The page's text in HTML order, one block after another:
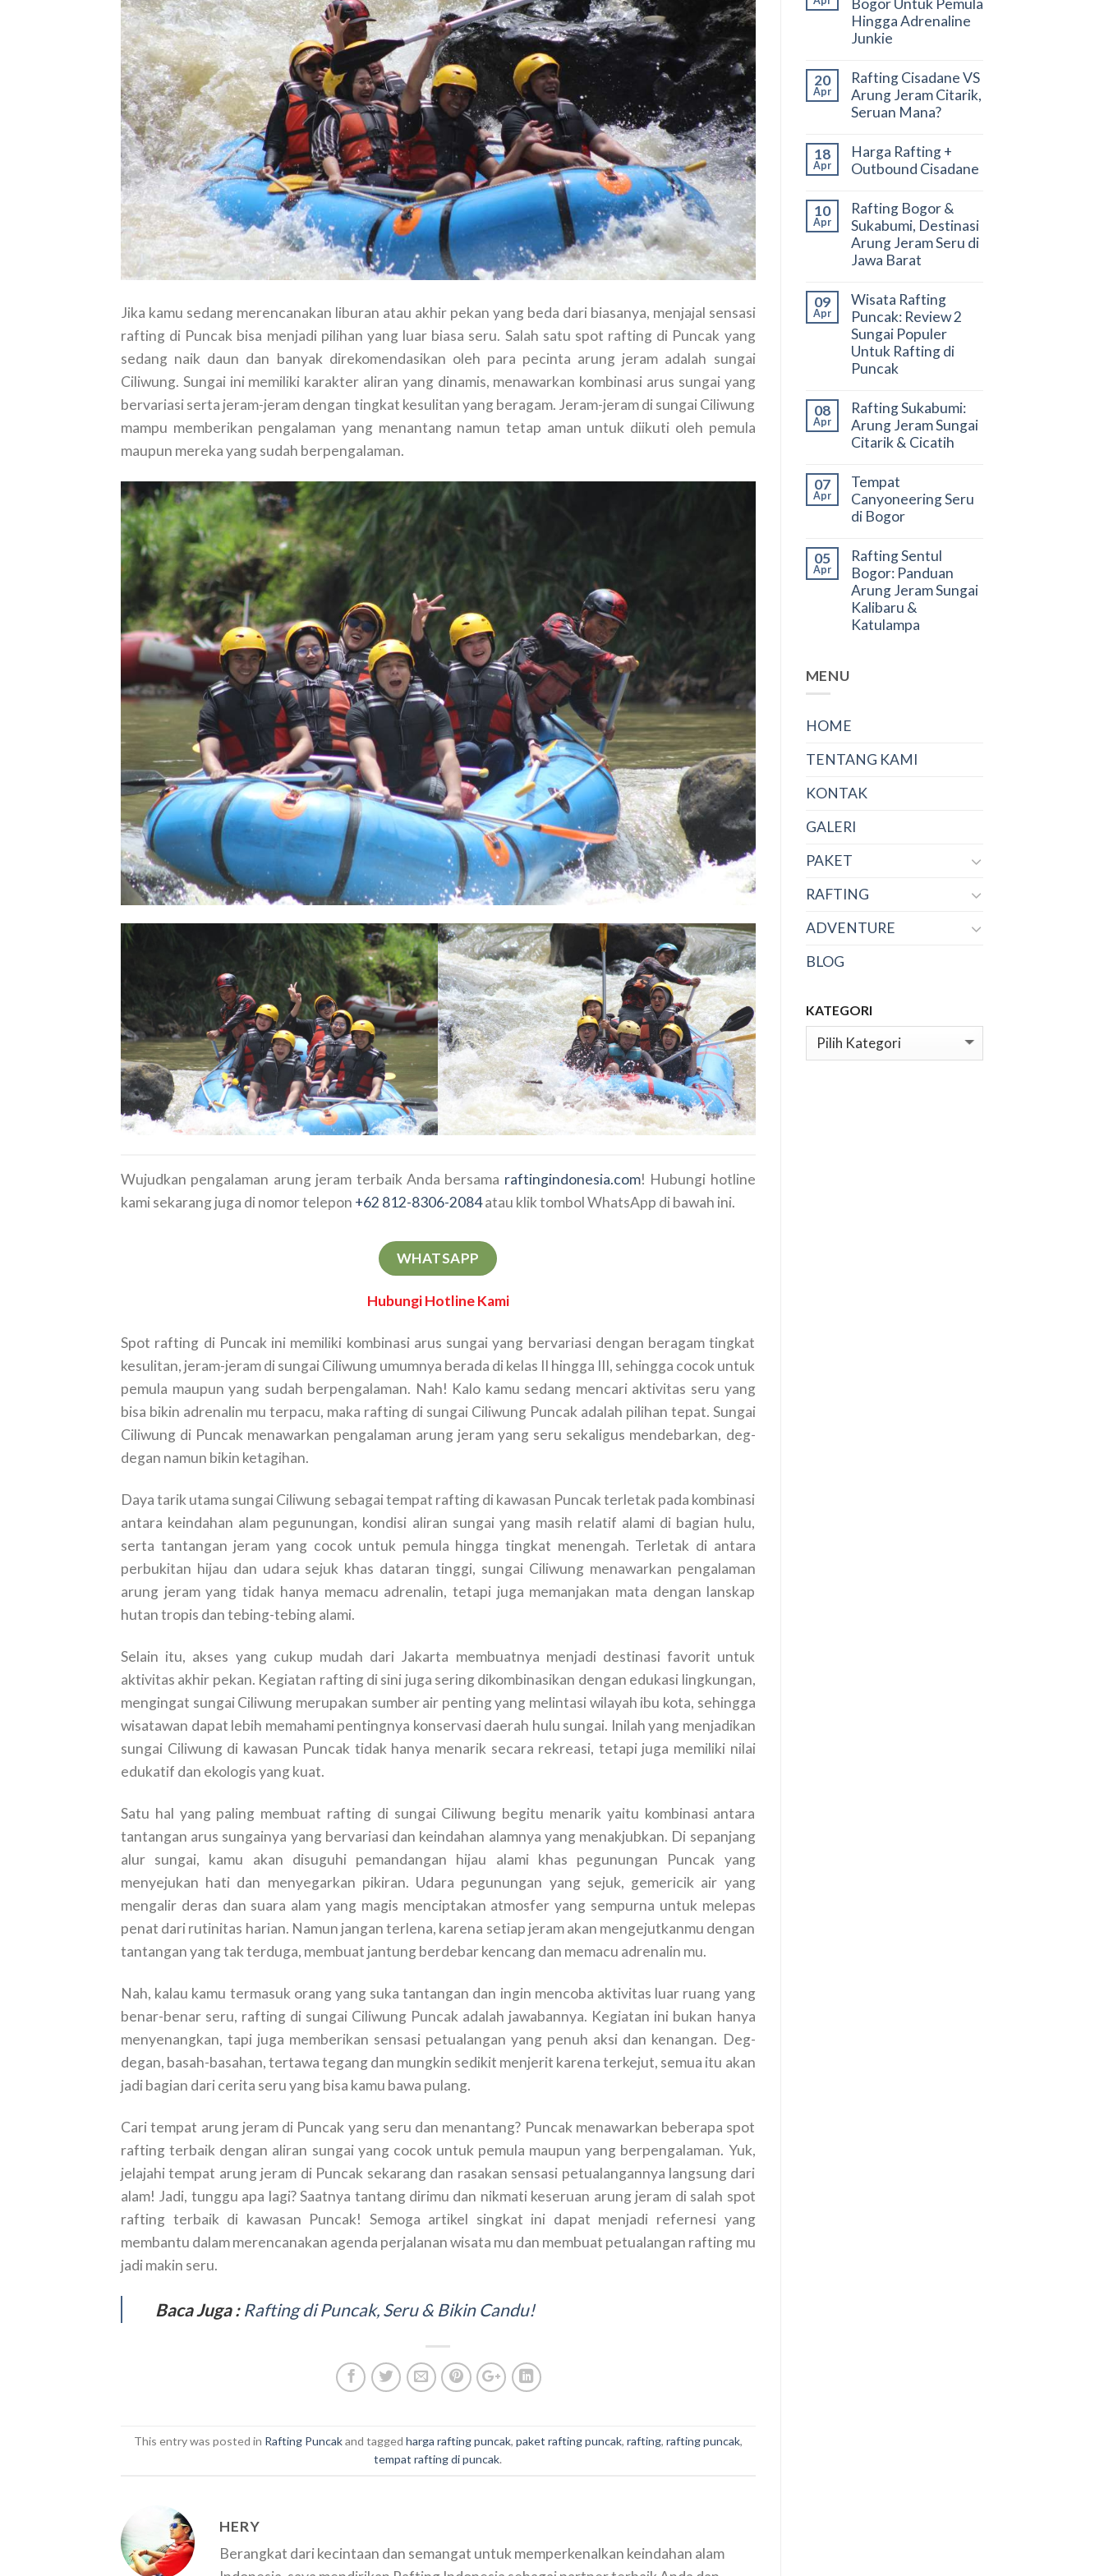
Jika kamu sedang merencanakan liburan atau akhir pekan yang beda dari biasanya, menjajal sensasi
rafting di Puncak bisa menjadi pilihan yang luar biasa seru. Salah satu spot rafting di Puncak yang
sedang naik daun dan banyak direkomendasikan oleh para pecinta arung jeram adalah sungai
Ciliwung. Sungai ini memiliki karakter aliran yang dinamis, menawarkan kombinasi arus sungai yang
bervariasi serta jeram-jeram dengan tingkat kesulitan yang beragam. Jeram-jeram di sungai Ciliwung
mampu memberikan pengalaman yang menantang namun tetap aman untuk diikuti oleh pemula
maupun mereka yang sudah berpengalaman.
Wujudkan pengalaman arung jeram terbaik Anda bersama raftingindonesia.com! Hubungi hotline
kami sekarang juga di nomor telepon +62 812-8306-2084atau klik tombol WhatsApp di bawah ini.
WHATSAPP
Hubungi Hotline Kami
Spot rafting di Puncak ini memiliki kombinasi arus sungai yang bervariasi dengan beragam tingkat
kesulitan, jeram-jeram di sungai Ciliwung umumnya berada di kelas II hingga III, sehingga cocok untuk
pemula maupun yang sudah berpengalaman. Nah! Kalo kamu sedang mencari aktivitas seru yang
bisa bikin adrenalin mu terpacu, maka rafting di sungai Ciliwung Puncak adalah pilihan tepat. Sungai
Ciliwung di Puncak menawarkan pengalaman arung jeram yang seru sekaligus mendebarkan, deg-
degan namun bikin ketagihan.
Daya tarik utama sungai Ciliwung sebagai tempat rafting di kawasan Puncak terletak pada kombinasi
antara keindahan alam pegunungan, kondisi aliran sungai yang masih relatif alami di bagian hulu,
serta tantangan jeram yang cocok untuk pemula hingga tingkat menengah. Terletak di antara
perbukitan hijau dan udara sejuk khas dataran tinggi, sungai Ciliwung menawarkan pengalaman
arung jeram yang tidak hanya memacu adrenalin, tetapi juga memanjakan mata dengan lanskap
hutan tropis dan tebing-tebing alami.
Selain itu, akses yang cukup mudah dari Jakarta membuatnya menjadi destinasi favorit untuk
aktivitas akhir pekan. Kegiatan rafting di sini juga sering dikombinasikan dengan edukasi lingkungan,
mengingat sungai Ciliwung merupakan sumber air penting yang melintasi wilayah ibu kota, sehingga
wisatawan dapat lebih memahami pentingnya konservasi daerah hulu sungai. Inilah yang menjadikan
sungai Ciliwung di kawasan Puncak tidak hanya menarik secara rekreasi, tetapi juga memiliki nilai
edukatif dan ekologis yang kuat.
Satu hal yang paling membuat rafting di sungai Ciliwung begitu menarik yaitu kombinasi antara
tantangan arus sungainya yang bervariasi dan keindahan alamnya yang menakjubkan. Di sepanjang
alur sungai, kamu akan disuguhi pemandangan hijau alami khas pegunungan Puncak yang
menyejukan hati dan menyegarkan pikiran. Udara pegunungan yang sejuk, gemericik air yang
mengalir deras dan suara alam yang magis menciptakan atmosfer yang sempurna untuk melepas
penat dari rutinitas harian. Namun jangan terlena, karena setiap jeram akan mengejutkanmu dengan
tantangan yang tak terduga, membuat jantung berdebar kencang dan memacu adrenalin mu.
Nah, kalau kamu termasuk orang yang suka tantangan dan ingin mencoba aktivitas luar ruang yang
benar-benar seru, rafting di sungai Ciliwung Puncak adalah jawabannya. Kegiatan ini bukan hanya
menyenangkan, tapi juga memberikan sensasi petualangan yang penuh aksi dan kenangan. Deg-
degan, basah-basahan, tertawa tegang dan mungkin sedikit menjerit karena terkejut, semua itu akan
jadi bagian dari cerita seru yang bisa kamu bawa pulang.
Cari tempat arung jeram di Puncak yang seru dan menantang? Puncak menawarkan beberapa spot
rafting terbaik dengan aliran sungai yang cocok untuk pemula maupun yang berpengalaman. Yuk,
jelajahi tempat arung jeram di Puncak sekarang dan rasakan sensasi petualangannya langsung dari
alam! Jadi, tunggu apa lagi? Saatnya tantang dirimu dan nikmati keseruan arung jeram di salah spot
rafting terbaik di kawasan Puncak! Semoga artikel singkat ini dapat menjadi refernesi yang
membantu dalam merencanakan agenda perjalanan wisata mu dan membuat petualangan rafting mu
jadi makin seru.
Baca Juga : Rafting di Puncak, Seru & Bikin Candu!
This entry was posted in Rafting Puncakand tagged harga rafting puncak, paket rafting puncak, rafting, rafting puncak,
tempat rafting di puncak.
HERY
Berangkat dari kecintaan dan semangat untuk memperkenalkan keindahan alam
Bogor Untuk Pemula
Hingga Adrenaline
Junkie
20
Apr
Rafting Cisadane VS
Arung Jeram Citarik,
Seruan Mana?
18
Apr
Harga Rafting +
Outbound Cisadane
10
Apr
Rafting Bogor &
Sukabumi, Destinasi
Arung Jeram Seru di
Jawa Barat
09
Apr
Wisata Rafting
Puncak: Review 2
Sungai Populer
Untuk Rafting di
Puncak
08
Apr
Rafting Sukabumi:
Arung Jeram Sungai
Citarik & Cicatih
07
Apr
Tempat
Canyoneering Seru
di Bogor
05
Apr
Rafting Sentul
Bogor: Panduan
Arung Jeram Sungai
Kalibaru &
Katulampa
MENU
HOME
TENTANG KAMI
KONTAK
GALERI
PAKET
RAFTING
ADVENTURE
BLOG
KATEGORI